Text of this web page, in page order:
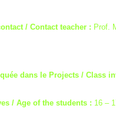
/ Contact teacher : Prof.
dans le Projects / Class
/ Age of the students : 16 –